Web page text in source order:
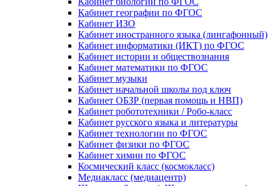
Кабинет географии по ФГОС
Кабинет ИЗО
Кабинет иностранного языка (лингафонный)
Кабинет информатики (ИКТ) по ФГОС
Кабинет истории и обществознания
Кабинет математики по ФГОС
Кабинет музыки
Кабинет начальной школы под ключ
Кабинет ОБЗР (первая помощь и НВП)
Кабинет робототехники / Робо-класс
Кабинет русского языка и литературы
Кабинет технологии по ФГОС
Кабинет физики по ФГОС
Кабинет химии по ФГОС
Космический класс (космокласс)
Медиакласс (медиацентр)